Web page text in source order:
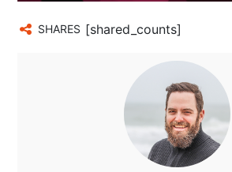
SHARES [shared_counts]